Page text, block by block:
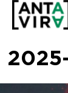
2025-